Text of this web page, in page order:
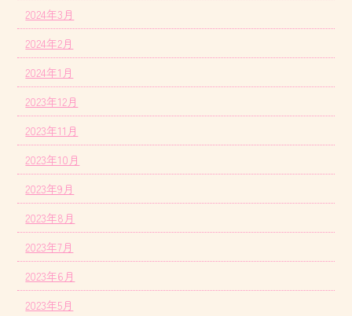
2024年3月
2024年2月
2024年1月
2023年12月
2023年11月
2023年10月
2023年9月
2023年8月
2023年7月
2023年6月
2023年5月